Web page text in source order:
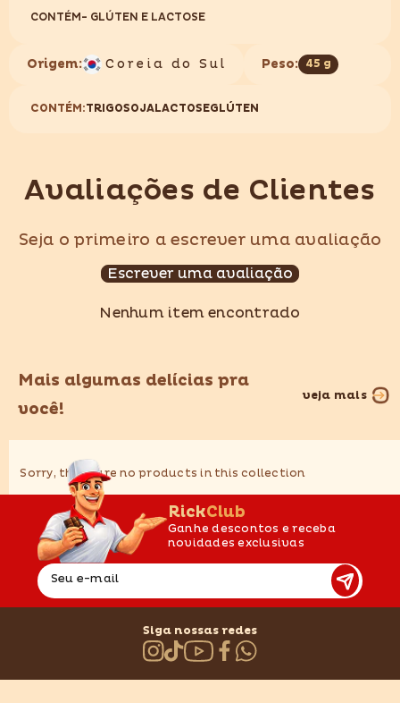
CONTÉM- GLÚTEN E LACTOSE
Origem: Coreia do Sul Peso: 45 g
CONTÉM:TRIGOSOJA LACTOSEGLÚTEN
Avaliações de Clientes
Seja o primeiro a escrever uma avaliação
Escrever uma avaliação
Nenhum item encontrado
Mais algumas delícias pra
você!
veja mais
Sorry, there are no products in this collection
RickClub
Ganhe descontos e receba
novidades exclusivas
Seu e-mail
Siga nossas redes